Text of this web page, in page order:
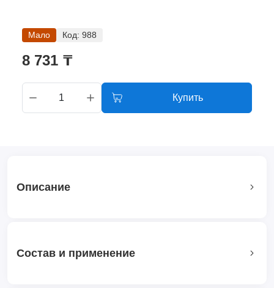
Мало Код: 988
8 731 ₸
Купить
Описание
Состав и применение